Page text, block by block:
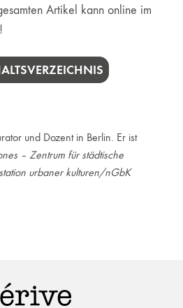
Artikel kann online im
und Dozent in Berlin. Er ist
– Zentrum für städtische
station urbaner kulturen/nGbK